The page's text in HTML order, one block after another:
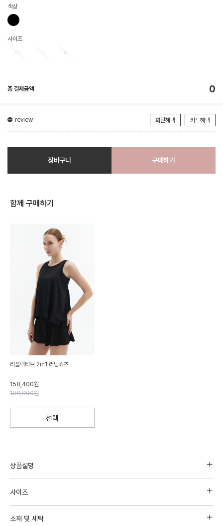
색상
사이즈
총 결제금액 0
review 회원혜택 카드혜택
장바구니 구매하기
함께 구매하기
리플렉티브 2in1 러닝쇼츠
158,400원
198,000원
선택
상품설명
사이즈
소재 및 세탁